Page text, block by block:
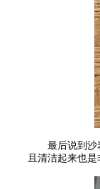
最后说到沙岩
且清洁起来也